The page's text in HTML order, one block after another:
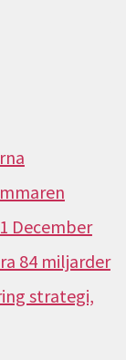
December
84 miljarder
strategi,